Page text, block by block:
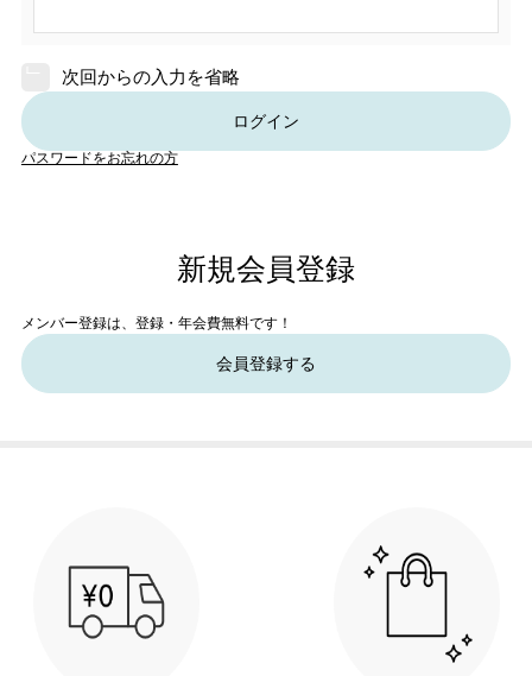
次回からの入力を省略
ログイン
パスワードをお忘れの方
新規会員登録
メンバー登録は、登録・年会費無料です！
会員登録する